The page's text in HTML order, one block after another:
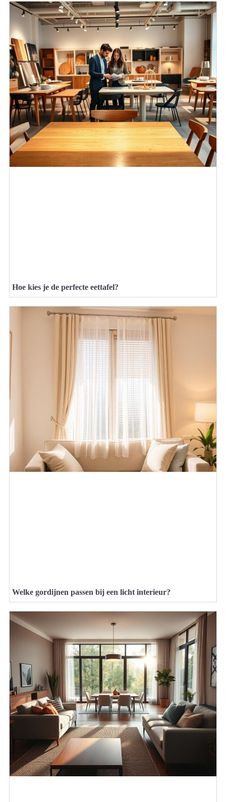
Hoe kies je de perfecte eettafel?
Welke gordijnen passen bij een licht interieur?